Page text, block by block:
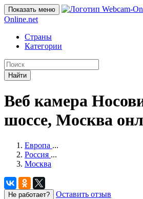
Показать меню
Online.net
Страны
Категории
Найти
Веб камера
шоссе, Москва
Европа ...
Россия ...
Москва
Не работает?
Оставить отзыв